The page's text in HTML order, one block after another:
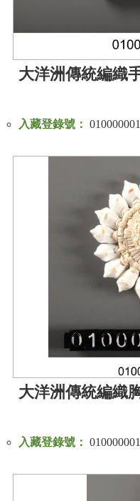
大洋洲傳統編織
入藏登錄號：
大洋洲傳統編織
入藏登錄號：